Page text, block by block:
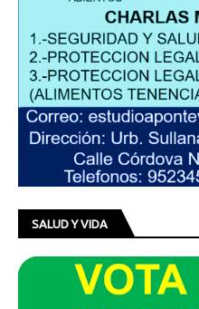
SALUD Y VIDA